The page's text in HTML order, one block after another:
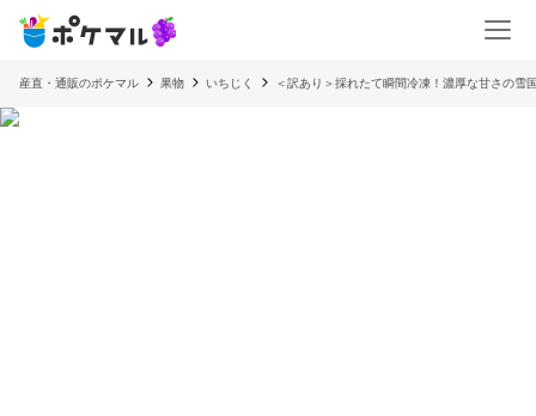
産直・通販のポケマル 果物 いちじく ＜訳あり＞採れたて瞬間冷凍！濃厚な甘さの雪